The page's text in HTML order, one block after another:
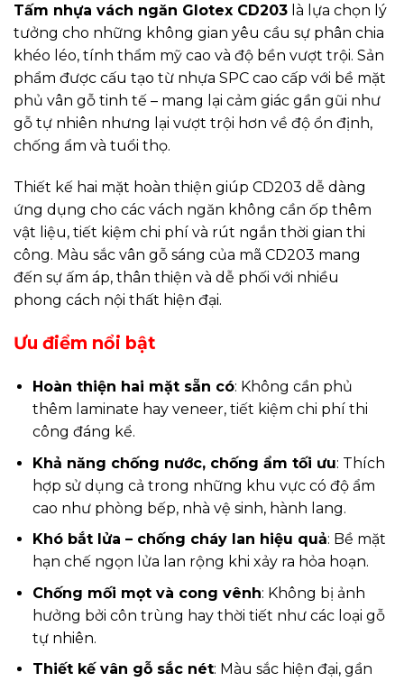
Tấm nhựa vách ngăn Glotex CD203 là lựa chọn lý
tưởng cho những không gian yêu cầu sự phân chia
khéo léo, tính thẩm mỹ cao và độ bền vượt trội. Sản
phẩm được cấu tạo từ nhựa SPC cao cấp với bề mặt
phủ vân gỗ tinh tế – mang lại cảm giác gần gũi như
gỗ tự nhiên nhưng lại vượt trội hơn về độ ổn định,
chống ẩm và tuổi thọ.
Thiết kế hai mặt hoàn thiện giúp CD203 dễ dàng
ứng dụng cho các vách ngăn không cần ốp thêm
vật liệu, tiết kiệm chi phí và rút ngắn thời gian thi
công. Màu sắc vân gỗ sáng của mã CD203 mang
đến sự ấm áp, thân thiện và dễ phối với nhiều
phong cách nội thất hiện đại.
Ưu điểm nổi bật
Hoàn thiện hai mặt sẵn có: Không cần phủ
thêm laminate hay veneer, tiết kiệm chi phí thi
công đáng kể.
Khả năng chống nước, chống ẩm tối ưu: Thích
hợp sử dụng cả trong những khu vực có độ ẩm
cao như phòng bếp, nhà vệ sinh, hành lang.
Khó bắt lửa – chống cháy lan hiệu quả: Bề mặt
hạn chế ngọn lửa lan rộng khi xảy ra hỏa hoạn.
Chống mối mọt và cong vênh: Không bị ảnh
hưởng bởi côn trùng hay thời tiết như các loại gỗ
tự nhiên.
Thiết kế vân gỗ sắc nét: Màu sắc hiện đại, gần